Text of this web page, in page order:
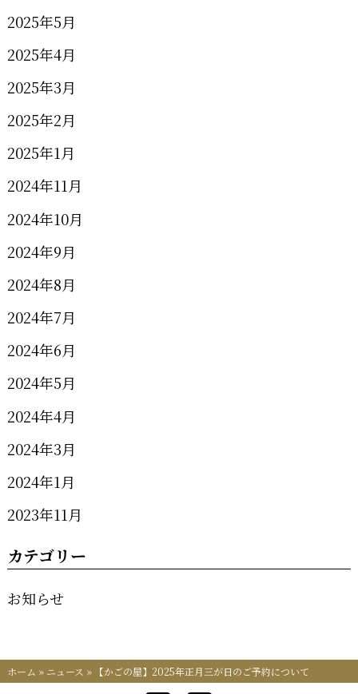
2025年5月
2025年4月
2025年3月
2025年2月
2025年1月
2024年11月
2024年10月
2024年9月
2024年8月
2024年7月
2024年6月
2024年5月
2024年4月
2024年3月
2024年1月
2023年11月
カテゴリー
お知らせ
ホーム » ニュース » 【かごの屋】2025年正月三が日のご予約について